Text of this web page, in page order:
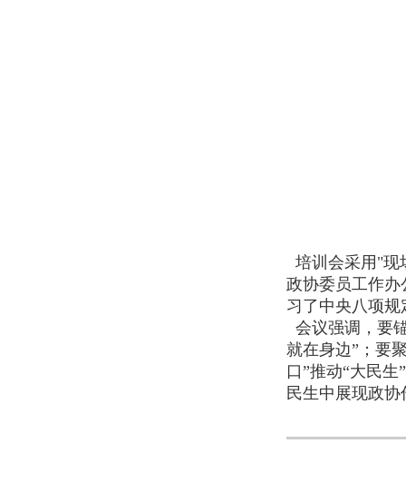
培训会采用"现
政协委员工作办
习了中央八项
会议强调，要
就在身边”‌；要
口”推动“大民
民生中展现政协